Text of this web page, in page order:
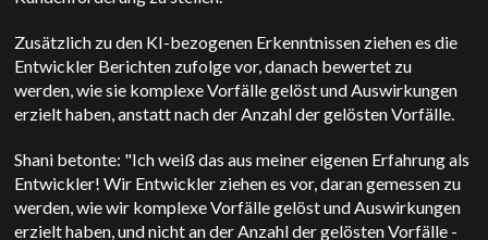
Zusätzlich zu den KI-bezogenen Erkenntnissen ziehen es die
Entwickler Berichten zufolge vor, danach bewertet zu
werden, wie sie komplexe Vorfälle gelöst und Auswirkungen
erzielt haben, anstatt nach der Anzahl der gelösten Vorfälle.
Shani betonte: "Ich weiß das aus meiner eigenen Erfahrung als
Entwickler! Wir Entwickler ziehen es vor, daran gemessen zu
werden, wie wir komplexe Vorfälle gelöst und Auswirkungen
erzielt haben, und nicht an der Anzahl der gelösten Vorfälle -